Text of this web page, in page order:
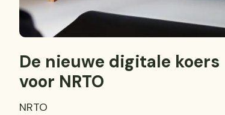
De nieuwe digitale koers
voor NRTO
NRTO